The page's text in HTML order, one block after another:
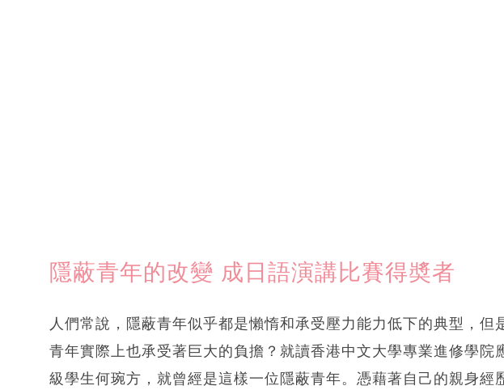
隱蔽青年的改變 成日語演講比賽得奬者
人們常說，隱蔽青年似乎都是懶惰和承受壓力能力低下的典型，但
青年實際上也承受著巨大的負擔？就讀香港中文大學專業進修學院
級學生何琬方，就曾經是這樣一位隱蔽青年。憑藉著自己的親身經